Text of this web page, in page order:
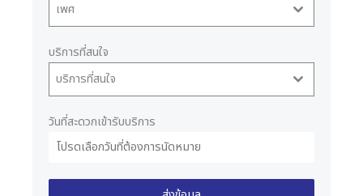
เพศ
บริการที่สนใจ
บริการที่สนใจ
วันที่สะดวกเข้ารับบริการ